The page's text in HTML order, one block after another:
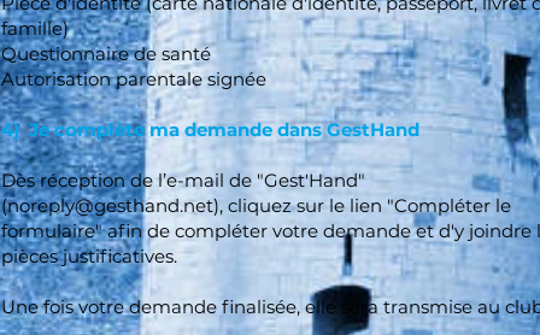
famille)
Questionnaire de santé
Autorisation parentale signée
4) Je complète ma demande dans GestHand
Dès réception de l’e-mail de "Gest'Hand"
(noreply@gesthand.net), cliquez sur le lien "Compléter le
formulaire" afin de compléter votre demande et d'y joindre
pièces justificatives.
Une fois votre demande finalisée, elle sera transmise au